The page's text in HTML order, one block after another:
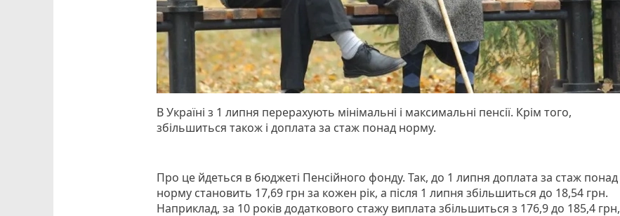
В Україні з 1 липня перерахують мінімальні і максимальні пенсії. Крім того,
збільшиться також і доплата за стаж понад норму.
Про це йдеться в бюджеті Пенсійного фонду. Так, до 1 липня доплата за стаж понад
норму становить 17,69 грн за кожен рік, а після 1 липня збільшиться до 18,54 грн.
Наприклад, за 10 років додаткового стажу виплата збільшиться з 176,9 до 185,4 грн,